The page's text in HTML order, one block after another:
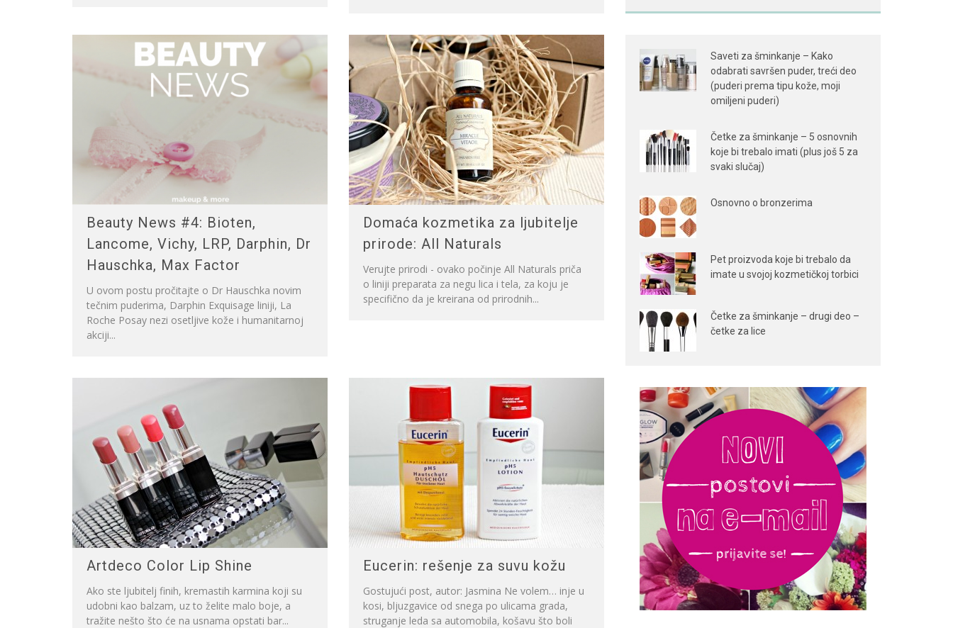
Beauty News #4: Bioten,
Lancome, Vichy, LRP, Darphin, Dr
Hauschka, Max Factor
U ovom postu pročitajte o Dr Hauschka novim
tečnim puderima, Darphin Exquisage liniji, La
Roche Posay nezi osetljive kože i humanitarnoj
akciji...
Domaća kozmetika za ljubitelje
prirode: All Naturals
Verujte prirodi - ovako počinje All Naturals priča
o liniji preparata za negu lica i tela, za koju je
specifično da je kreirana od prirodnih...
Artdeco Color Lip Shine
Ako ste ljubitelj finih, kremastih karmina koji su
udobni kao balzam, uz to želite malo boje, a
tražite nešto što će na usnama opstati bar...
Eucerin: rešenje za suvu kožu
Gostujući post, autor: Jasmina Ne volem… inje u
kosi, bljuzgavice od snega po ulicama grada,
struganje leda sa automobila, košavu što boli
Saveti za šminkanje – Kako
odabrati savršen puder, treći deo
(puderi prema tipu kože, moji
omiljeni puderi)
Četke za šminkanje – 5 osnovnih
koje bi trebalo imati (plus još 5 za
svaki slučaj)
Osnovno o bronzerima
Pet proizvoda koje bi trebalo da
imate u svojoj kozmetičkoj torbici
Četke za šminkanje – drugi deo –
četke za lice